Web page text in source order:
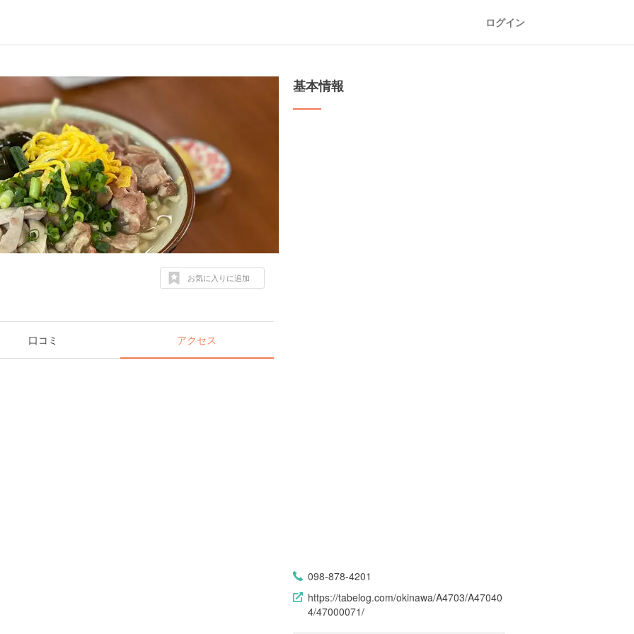
ログイン
お気に入りに追加
口コミ アクセス
基本情報
098-878-4201
https://tabelog.com/okinawa/A4703/A47040
4/47000071/